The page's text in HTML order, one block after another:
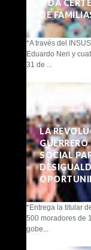
Y DA
DE
*A través del
Eduardo Neri y
31 de ...
LA
SOCIAL
*Entrega la titular
500 moradores de
gobe...